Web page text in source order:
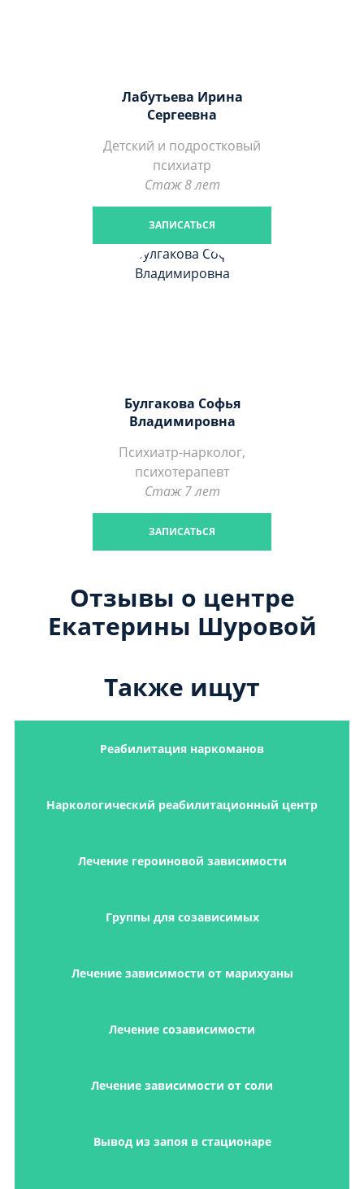
Лабутьева Ирина
Сергеевна
Детский и подростковый
психиатр
Стаж 8 лет
ЗАПИСАТЬСЯ
Булгакова Софья
Владимировна
Психиатр-нарколог,
психотерапевт
Стаж 7 лет
ЗАПИСАТЬСЯ
Отзывы о центре
Екатерины Шуровой
Также ищут
Реабилитация наркоманов
Наркологический реабилитационный центр
Лечение героиновой зависимости
Группы для созависимых
Лечение зависимости от марихуаны
Лечение созависимости
Лечение зависимости от соли
Вывод из запоя в стационаре